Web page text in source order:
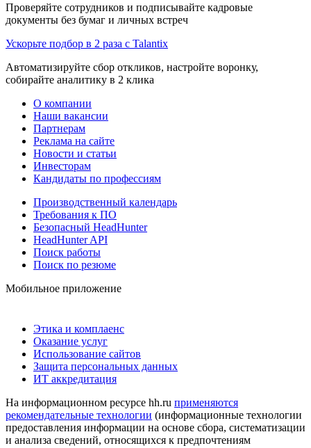
Проверяйте сотрудников и подписывайте кадровые
документы без бумаг и личных встреч
Ускорьте подбор в 2 раза с Talantix
Автоматизируйте сбор откликов, настройте воронку,
собирайте аналитику в 2 клика
О компании
Наши вакансии
Партнерам
Реклама на сайте
Новости и статьи
Инвесторам
Кандидаты по профессиям
Производственный календарь
Требования к ПО
Безопасный HeadHunter
HeadHunter API
Поиск работы
Поиск по резюме
Мобильное приложение
Этика и комплаенс
Оказание услуг
Использование сайтов
Защита персональных данных
ИТ аккредитация
На информационном ресурсе hh.ru применяются
рекомендательные технологии (информационные технологии
предоставления информации на основе сбора, систематизации
и анализа сведений, относящихся к предпочтениям